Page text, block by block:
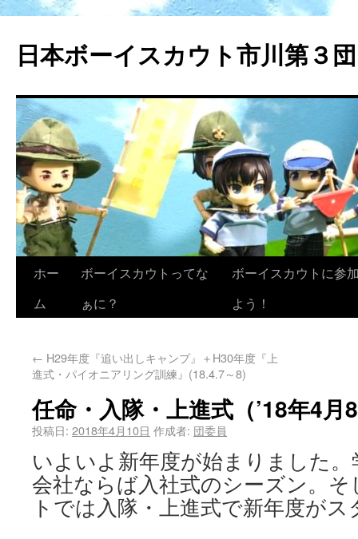
日本ボーイスカウト市川第３団
ホー
ム
ボーイスカウトってな
ぁに？
ボーイスカウトに参
よう！
← H29年度『追い出しキャンプ』＋H30年度『上
進式・パイオニアリング訓練』(18.4.7～8)
任命・入隊・上進式（’18年4月
投稿日: 2018年4月10日 作成者: 団委員
いよいよ新年度が始まりました
会社ならば入社式のシーズン。
トでは入隊・上進式で新年度が